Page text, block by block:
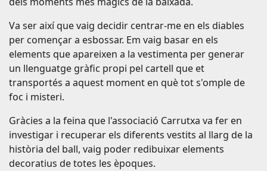
Va ser així que vaig decidir centrar-me en els diables
per començar a esbossar. Em vaig basar en els
elements que apareixen a la vestimenta per generar
un llenguatge gràfic propi pel cartell que et
transportés a aquest moment en què tot s'omple de
foc i misteri.
Gràcies a la feina que l'associació Carrutxa va fer en
investigar i recuperar els diferents vestits al llarg de la
història del ball, vaig poder redibuixar elements
decoratius de totes les èpoques.